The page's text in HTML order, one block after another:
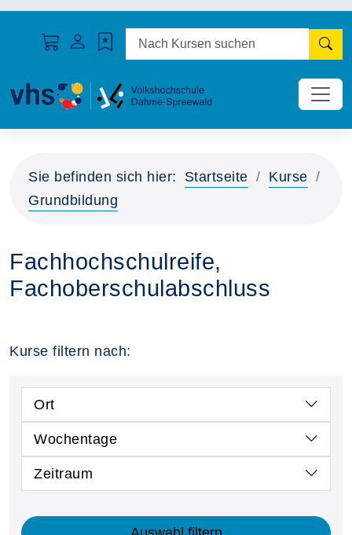
Sie befinden sich hier: Startseite
Kurse
Grundbildung
Fachhochschulreife,
Fachoberschulabschluss
Kurse filtern nach:
Ort
Wochentage
Zeitraum